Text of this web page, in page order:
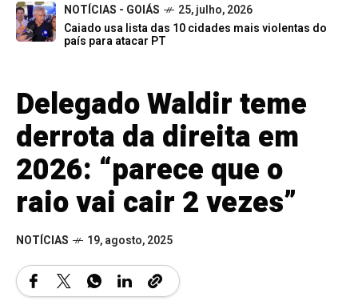
NOTÍCIAS - GOIÁS
25, julho, 2026
Caiado usa lista das 10 cidades mais violentas do
país para atacar PT
Delegado Waldir teme
derrota da direita em
2026: “parece que o
raio vai cair 2 vezes”
NOTÍCIAS 19, agosto, 2025